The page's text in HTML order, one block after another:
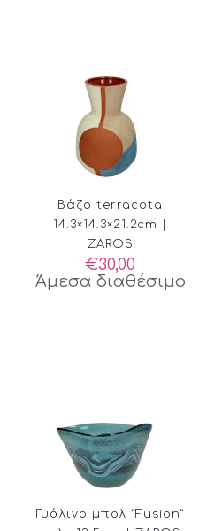
Βάζο terracota
14.3×14.3×21.2cm |
ZAROS
€30,00
Άμεσα διαθέσιμο
Γυάλινο μπολ “Fusion”